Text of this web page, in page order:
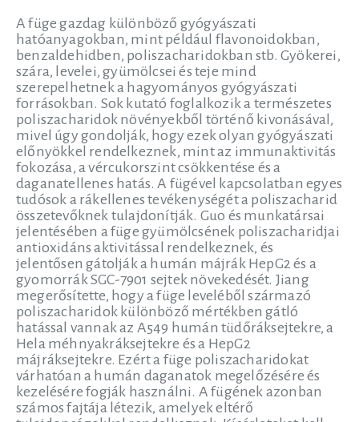
A füge gazdag különböző gyógyászati
hatóanyagokban, mint például flavonoidokban,
benzaldehidben, poliszacharidokban stb. Gyökerei,
szára, levelei, gyümölcsei és teje mind
szerepelhetnek a hagyományos gyógyászati
forrásokban. Sok kutató foglalkozik a természetes
poliszacharidok növényekből történő kivonásával,
mivel úgy gondolják, hogy ezek olyan gyógyászati
előnyökkel rendelkeznek, mint az immunaktivitás
fokozása, a vércukorszint csökkentése és a
daganatellenes hatás. A fügével kapcsolatban egyes
tudósok a rákellenes tevékenységét a poliszacharid
összetevőknek tulajdonítják. Guo és munkatársai
jelentésében a füge gyümölcsének poliszacharidjai
antioxidáns aktivitással rendelkeznek, és
jelentősen gátolják a humán májrák HepG2 és a
gyomorrák SGC-7901 sejtek növekedését. Jiang
megerősítette, hogy a füge leveléből származó
poliszacharidok különböző mértékben gátló
hatással vannak az A549 humán tüdőráksejtekre, a
Hela méhnyakráksejtekre és a HepG2
májráksejtekre. Ezért a füge poliszacharidokat
várhatóan a humán daganatok megelőzésére és
kezelésére fogják használni. A fügének azonban
számos fajtája létezik, amelyek eltérő